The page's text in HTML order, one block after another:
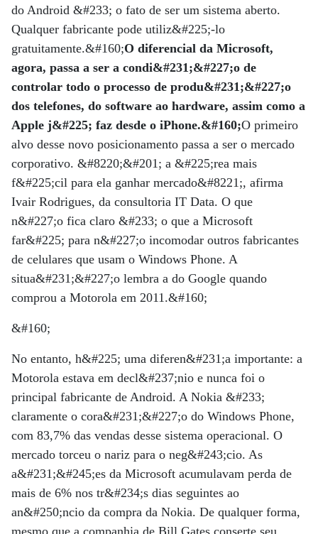
do Android &#233; o fato de ser um sistema aberto.
Qualquer fabricante pode utiliz&#225;-lo
gratuitamente.&#160;O diferencial da Microsoft,
agora, passa a ser a condi&#231;&#227;o de
controlar todo o processo de produ&#231;&#227;o
dos telefones, do software ao hardware, assim como a
Apple j&#225; faz desde o iPhone.&#160;O primeiro
alvo desse novo posicionamento passa a ser o mercado
corporativo. &#8220;&#201; a &#225;rea mais
f&#225;cil para ela ganhar mercado&#8221;, afirma
Ivair Rodrigues, da consultoria IT Data. O que
n&#227;o fica claro &#233; o que a Microsoft
far&#225; para n&#227;o incomodar outros fabricantes
de celulares que usam o Windows Phone. A
situa&#231;&#227;o lembra a do Google quando
comprou a Motorola em 2011.&#160;
&#160;
No entanto, h&#225; uma diferen&#231;a importante: a
Motorola estava em decl&#237;nio e nunca foi o
principal fabricante de Android. A Nokia &#233;
claramente o cora&#231;&#227;o do Windows Phone,
com 83,7% das vendas desse sistema operacional. O
mercado torceu o nariz para o neg&#243;cio. As
a&#231;&#245;es da Microsoft acumulavam perda de
mais de 6% nos tr&#234;s dias seguintes ao
an&#250;ncio da compra da Nokia. De qualquer forma,
mesmo que a companhia de Bill Gates conserte seu